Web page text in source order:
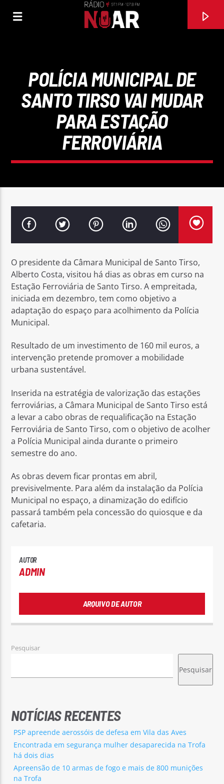
FAIXA ATUAL
97.1FM E 107.8 FM
RÁDIO NOAR
Rádio No ar
POLÍCIA MUNICIPAL DE
SANTO TIRSO VAI MUDAR
PARA ESTAÇÃO
FERROVIÁRIA
O presidente da Câmara Municipal de Santo Tirso,
Alberto Costa, visitou há dias as obras em curso na
Estação Ferroviária de Santo Tirso. A empreitada,
iniciada em dezembro, tem como objetivo a
adaptação do espaço para acolhimento da Polícia
Municipal.
Resultado de um investimento de 160 mil euros, a
intervenção pretende promover a mobilidade
urbana sustentável.
Inserida na estratégia de valorização das estações
ferroviárias, a Câmara Municipal de Santo Tirso está
a levar a cabo obras de requalificação na Estação
Ferroviária de Santo Tirso, com o objetivo de acolher
a Polícia Municipal ainda durante o primeiro
semestre do ano.
As obras devem ficar prontas em abril,
previsivelmente. Para além da instalação da Polícia
Municipal no espaço, a dinamização do edifício
passará também pela concessão do quiosque e da
cafetaria.
AUTOR
ADMIN
ARQUIVO DE AUTOR
Pesquisar
Pesquisar
NOTÍCIAS RECENTES
PSP apreende aerossóis de defesa em Vila das Aves
Encontrada em segurança mulher desaparecida na Trofa
há dois dias
Apreensão de 10 armas de fogo e mais de 800 munições
na Trofa